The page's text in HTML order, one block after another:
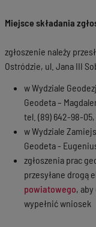
Miejsce składania
zgłoszenie należy
Ostródzie, ul. Jana III
w Wydziale
Geodeta –
tel. (89) 642-98-
w Wydziale
Geodeta -
zgłoszenia prac
przesyłane drogą
powiatowego,
wypełnić wniosek